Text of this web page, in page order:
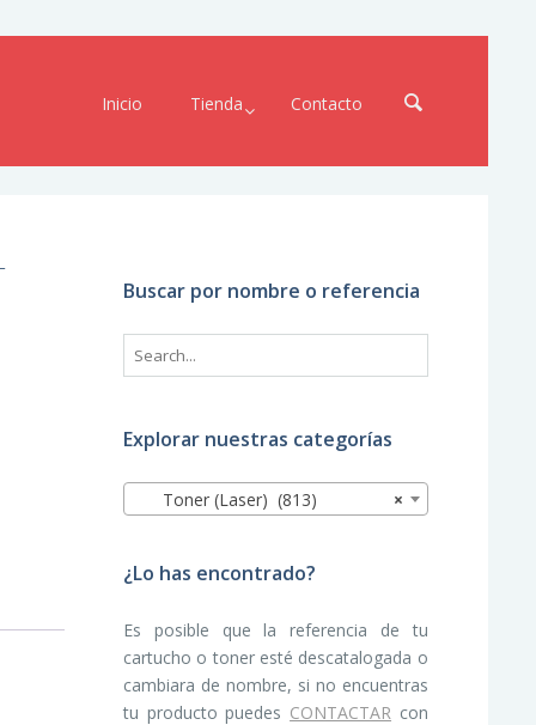
Inicio Tienda Contacto
Buscar por nombre o referencia
Explorar nuestras categorías
×
Toner (Laser) (813)
¿Lo has encontrado?
Es posible que la referencia de tu
cartucho o toner esté descatalogada o
cambiara de nombre, si no encuentras
tu producto puedes CONTACTAR con